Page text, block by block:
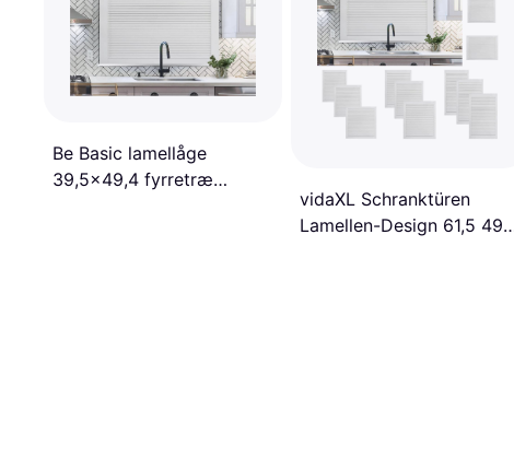
Be Basic lamellåge
39,5x49,4 fyrretræ
vidaXL Schranktüren
Lamellen-Design 61,5